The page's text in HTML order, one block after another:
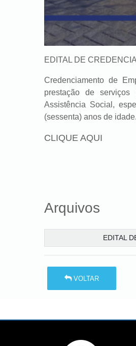
EDITAL DE
Credenciamento de
prestação de
Assistência Social,
(sessenta) anos de idade.
CLIQUE AQUI
Arquivos
EDITAL
VOLTAR